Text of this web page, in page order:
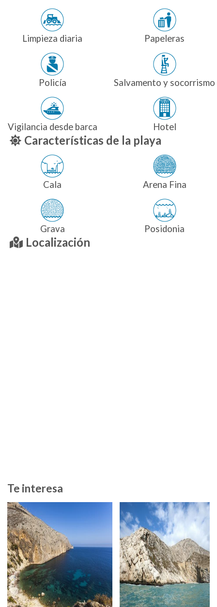
Limpieza diaria Papeleras
Policía Salvamento y socorrismo
Vigilancia desde barca Hotel
Características de la playa
Cala Arena Fina
Grava Posidonia
Localización
Te interesa